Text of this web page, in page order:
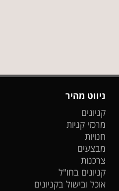
ניווט מהיר
קניונים
מרכזי קניות
חנויות
מבצעים
צרכנות
קניונים בחו"ל
אוכל ובישול בקניונים